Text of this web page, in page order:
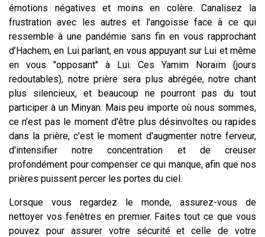
émotions négatives et moins en colère. Canalisez la
frustration avec les autres et l'angoisse face à ce qui
ressemble à une pandémie sans fin en vous rapprochant
d’Hachem, en Lui parlant, en vous appuyant sur Lui et même
en vous "opposant" à Lui. Ces Yamim Noraïm (jours
redoutables), notre prière sera plus abrégée, notre chant
plus silencieux, et beaucoup ne pourront pas du tout
participer à un Minyan. Mais peu importe où nous sommes,
ce n'est pas le moment d'être plus désinvoltes ou rapides
dans la prière, c'est le moment d'augmenter notre ferveur,
d'intensifier notre concentration et de creuser
profondément pour compenser ce qui manque, afin que nos
prières puissent percer les portes du ciel.
Lorsque vous regardez le monde, assurez-vous de
nettoyer vos fenêtres en premier. Faites tout ce que vous
pouvez pour assurer votre sécurité et celle de votre